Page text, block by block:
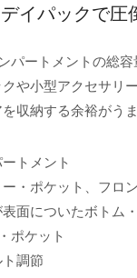
イパックで圧
パートメントの総
や小型アクセサリ
収納する余裕がうま
トメント
・ポケット、フロ
面についたボトム
ポケット
調節